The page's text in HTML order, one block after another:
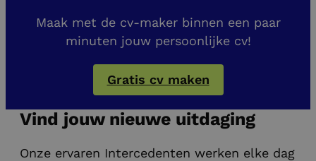
Maak met de cv-maker binnen een paar
minuten jouw persoonlijke cv!
Gratis cv maken
Vind jouw nieuwe uitdaging
Onze ervaren Intercedenten werken elke dag